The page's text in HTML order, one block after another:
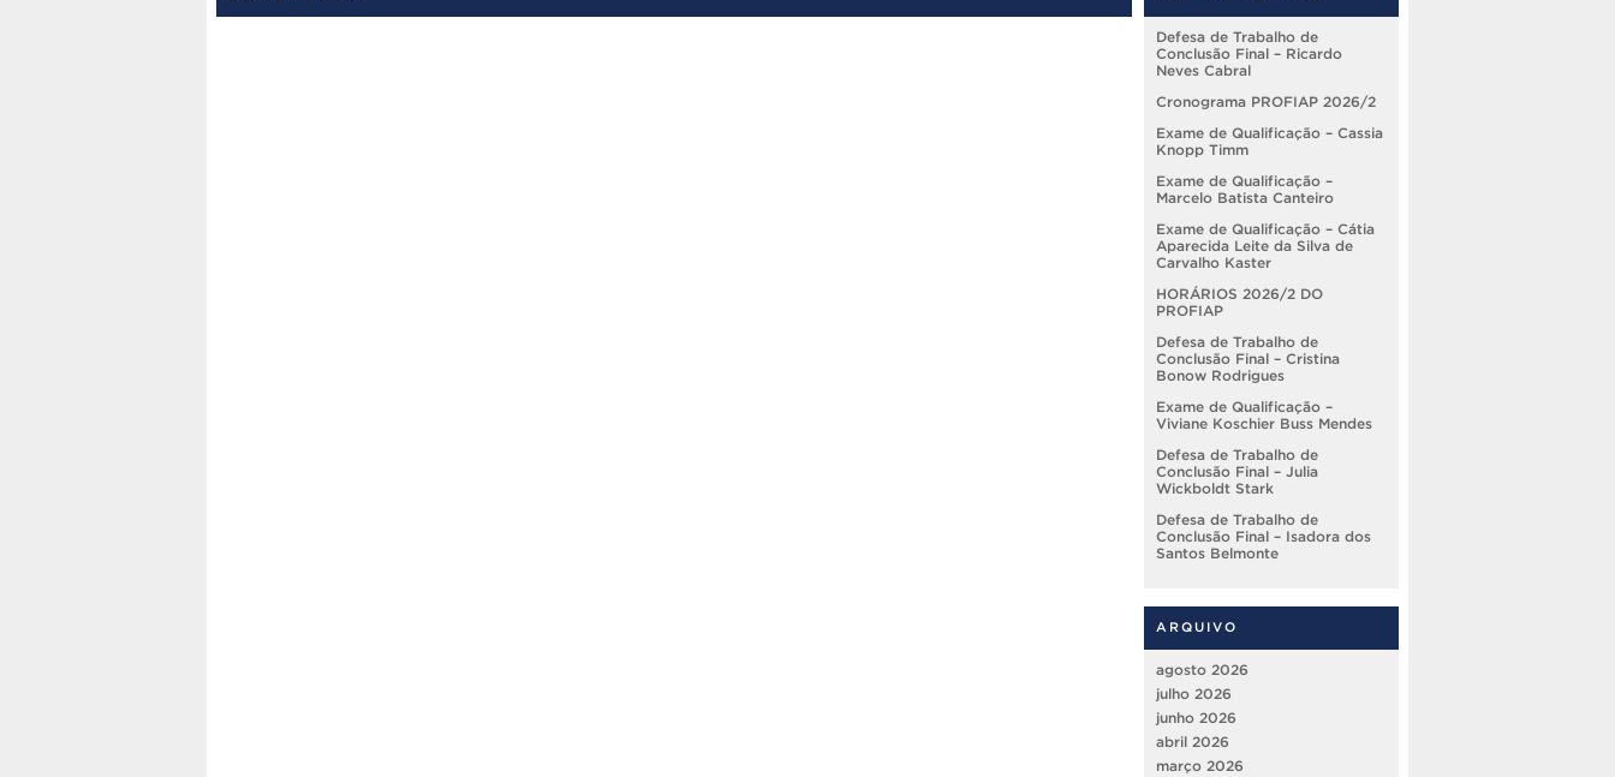
Defesa de Trabalho de
Conclusão Final – Ricardo
Neves Cabral
Cronograma PROFIAP 2026/2
Exame de Qualificação – Cassia
Knopp Timm
Exame de Qualificação –
Marcelo Batista Canteiro
Exame de Qualificação – Cátia
Aparecida Leite da Silva de
Carvalho Kaster
HORÁRIOS 2026/2 DO
PROFIAP
Defesa de Trabalho de
Conclusão Final – Cristina
Bonow Rodrigues
Exame de Qualificação –
Viviane Koschier Buss Mendes
Defesa de Trabalho de
Conclusão Final – Julia
Wickboldt Stark
Defesa de Trabalho de
Conclusão Final – Isadora dos
Santos Belmonte
ARQUIVO
agosto 2026
julho 2026
junho 2026
abril 2026
março 2026